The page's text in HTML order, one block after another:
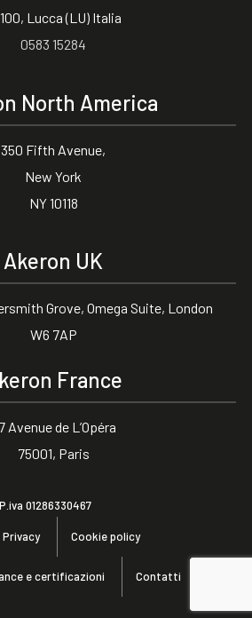
Lucca (LU) Italia
0583 15284
North America
350 Fifth Avenue,
New York
NY 10118
Akeron UK
Grove, Omega Suite, London
W6 7AP
France
Avenue de L’Opéra
75001, Paris
P.iva 01286330467
Privacy Cookie policy
e certificazioni Contatti